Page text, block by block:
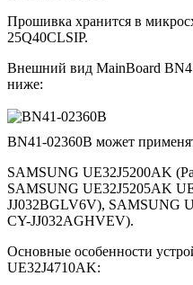
Прошивка хранится в
25Q40CLSIP.
Внешний вид MainBoard
ниже:
BN41-02360B может
SAMSUNG UE32J5200AK
SAMSUNG UE32J5205AK
JJ032BGLV6V), SAMSUNG
CY-JJ032AGHVEV).
Основные особенности
UE32J4710AK: